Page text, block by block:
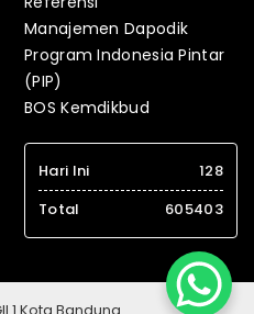
Manajemen Dapodik
Program Indonesia Pintar
(PIP)
BOS Kemdikbud
Hari Ini
128
Total
605403